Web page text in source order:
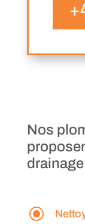
Nos
\